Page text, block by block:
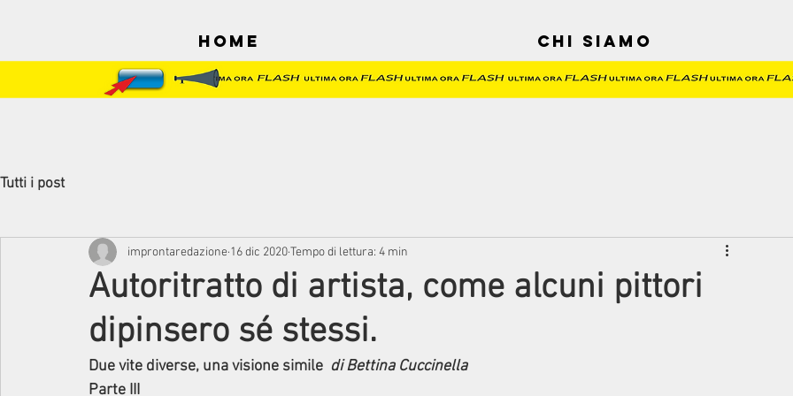
Home Chi siamo
Tutti i post
Autoritratto di artista, come alcuni pittori
dipinsero sé stessi.
improntaredazione 16 dic 2020Tempo di lettura: 4 min
Due vite diverse, una visione simile di Bettina Cuccinella
Parte III